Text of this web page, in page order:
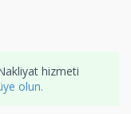
hizmeti
olun.